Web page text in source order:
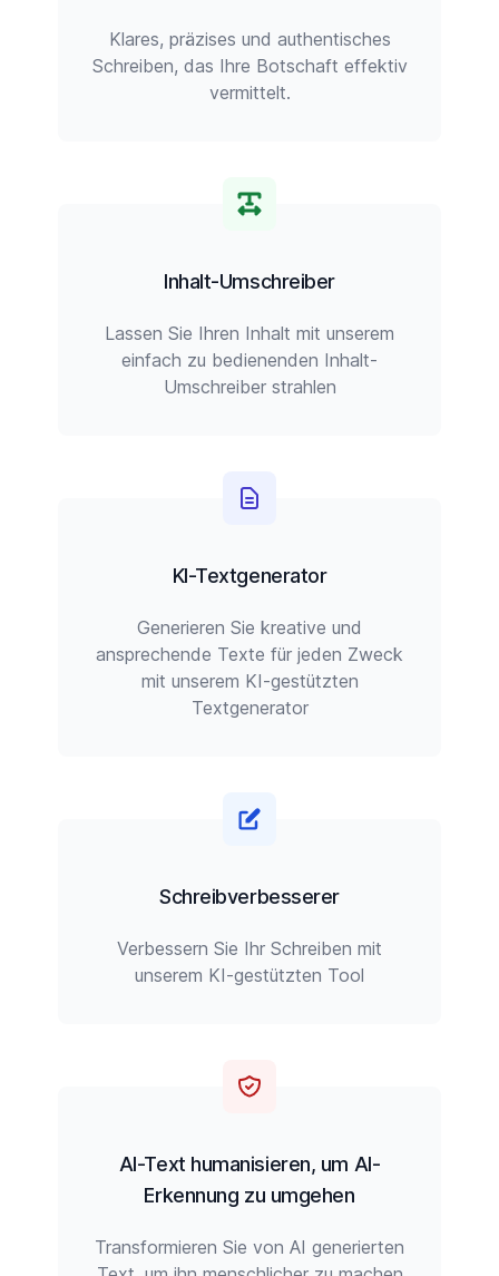
Klares, präzises und authentisches
Schreiben, das Ihre Botschaft effektiv
vermittelt.
Inhalt-Umschreiber
Lassen Sie Ihren Inhalt mit unserem
einfach zu bedienenden Inhalt-
Umschreiber strahlen
KI-Textgenerator
Generieren Sie kreative und
ansprechende Texte für jeden Zweck
mit unserem KI-gestützten
Textgenerator
Schreibverbesserer
Verbessern Sie Ihr Schreiben mit
unserem KI-gestützten Tool
AI-Text humanisieren, um AI-
Erkennung zu umgehen
Transformieren Sie von AI generierten